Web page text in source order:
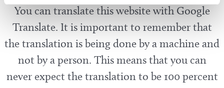
You can translate this website with Google
Translate. It is important to remember that
the translation is being done by a machine and
not by a person. This means that you can
never expect the translation to be 100 percent